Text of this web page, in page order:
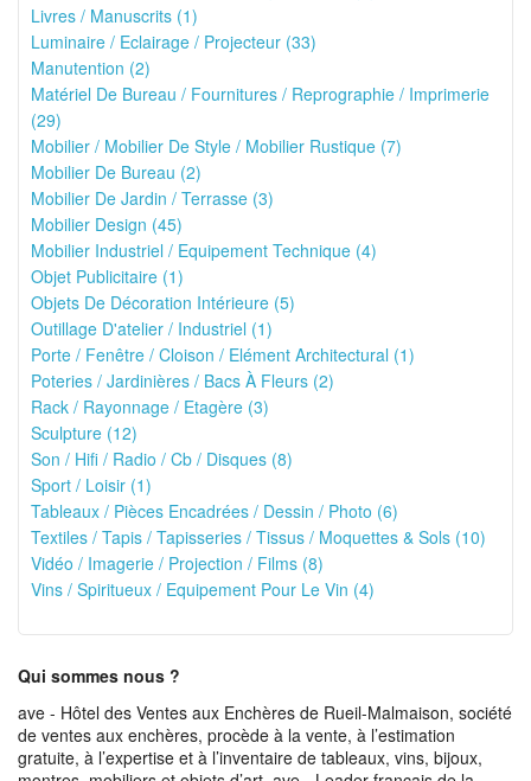
Livres / Manuscrits (1)
Luminaire / Eclairage / Projecteur (33)
Manutention (2)
Matériel De Bureau / Fournitures / Reprographie / Imprimerie
(29)
Mobilier / Mobilier De Style / Mobilier Rustique (7)
Mobilier De Bureau (2)
Mobilier De Jardin / Terrasse (3)
Mobilier Design (45)
Mobilier Industriel / Equipement Technique (4)
Objet Publicitaire (1)
Objets De Décoration Intérieure (5)
Outillage D'atelier / Industriel (1)
Porte / Fenêtre / Cloison / Elément Architectural (1)
Poteries / Jardinières / Bacs À Fleurs (2)
Rack / Rayonnage / Etagère (3)
Sculpture (12)
Son / Hifi / Radio / Cb / Disques (8)
Sport / Loisir (1)
Tableaux / Pièces Encadrées / Dessin / Photo (6)
Textiles / Tapis / Tapisseries / Tissus / Moquettes & Sols (10)
Vidéo / Imagerie / Projection / Films (8)
Vins / Spiritueux / Equipement Pour Le Vin (4)
Qui sommes nous ?
ave - Hôtel des Ventes aux Enchères de Rueil-Malmaison, société
de ventes aux enchères, procède à la vente, à l’estimation
gratuite, à l’expertise et à l’inventaire de tableaux, vins, bijoux,